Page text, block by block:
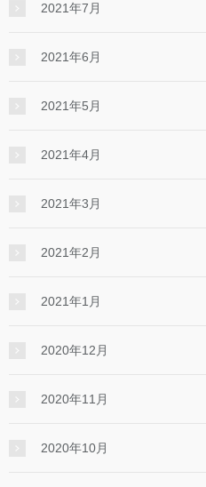
2021年7月
2021年6月
2021年5月
2021年4月
2021年3月
2021年2月
2021年1月
2020年12月
2020年11月
2020年10月